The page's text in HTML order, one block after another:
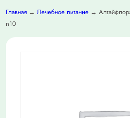
Главная → Лечебное питание →
n10